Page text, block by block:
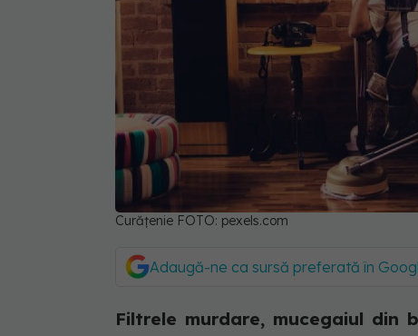
Curățenie FOTO: pexels.com
Adaugă-ne ca sursă preferată în
Filtrele murdare, mucegaiul din